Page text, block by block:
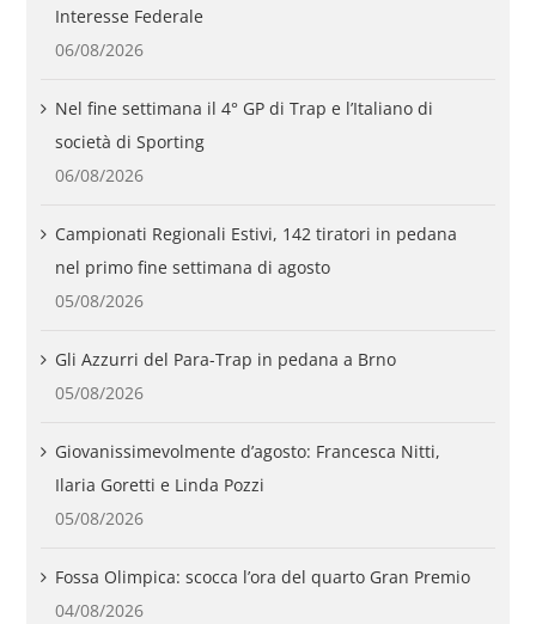
Interesse Federale
06/08/2026
Nel fine settimana il 4° GP di Trap e l’Italiano di
società di Sporting
06/08/2026
Campionati Regionali Estivi, 142 tiratori in pedana
nel primo fine settimana di agosto
05/08/2026
Gli Azzurri del Para-Trap in pedana a Brno
05/08/2026
Giovanissimevolmente d’agosto: Francesca Nitti,
Ilaria Goretti e Linda Pozzi
05/08/2026
Fossa Olimpica: scocca l’ora del quarto Gran Premio
04/08/2026